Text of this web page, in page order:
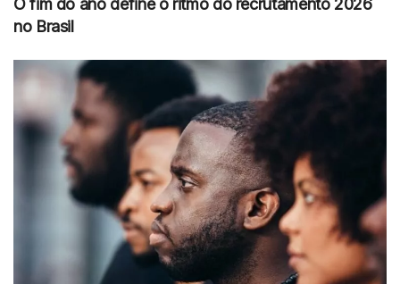
O fim do ano define o ritmo do recrutamento 2026
no Brasil